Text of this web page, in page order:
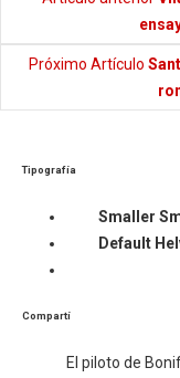
Próximo Artículo
Tipografía
Smaller
Default
Compartí
​El piloto de